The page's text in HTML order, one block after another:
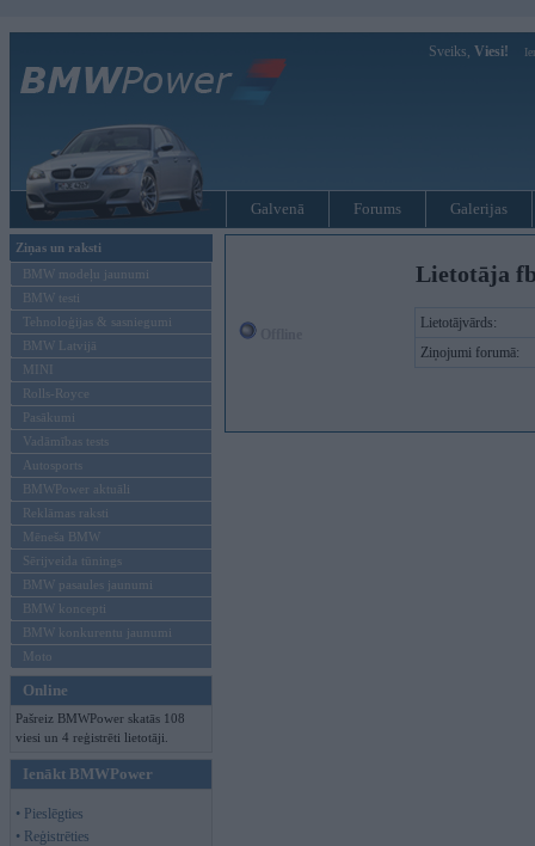
Sveiks, Viesi!
Galvenā Forums Galerijas
Ziņas un raksti
BMW modeļu jaunumi
BMW testi
Tehnoloģijas & sasniegumi
BMW Latvijā
MINI
Rolls-Royce
Pasākumi
Vadāmības tests
Autosports
BMWPower aktuāli
Reklāmas raksti
Mēneša BMW
Sērijveida tūnings
BMW pasaules jaunumi
BMW koncepti
BMW konkurentu jaunumi
Moto
Online
Pašreiz BMWPower skatās 108
viesi un 4 reģistrēti lietotāji.
Ienākt BMWPower
• Pieslēgties
• Reģistrēties
Lietotāja
Lietotājvārds:
Ziņojumi forumā: